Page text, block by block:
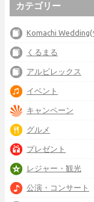
カテゴリー
Komachi
くるまる
アルビレックス
イベント
キャンペーン
グルメ
プレゼント
レジャー・観光
公演・コンサート